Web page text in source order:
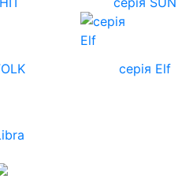
серія Elf